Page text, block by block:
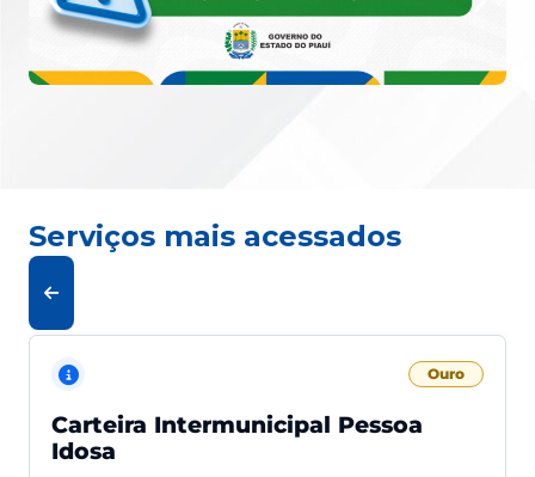
Serviços mais acessados
Ouro
Carteira Intermunicipal Pessoa
Idosa